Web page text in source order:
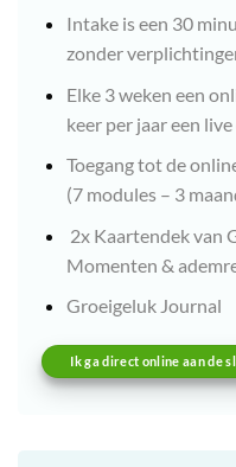
Intake is een 30
zonder
Elke 3 weken een
keer per jaar een
Toegang tot de
(7 modules – 3
2x Kaartendek van
Momenten &
Groeigeluk Journal
Ik ga direct online aan de